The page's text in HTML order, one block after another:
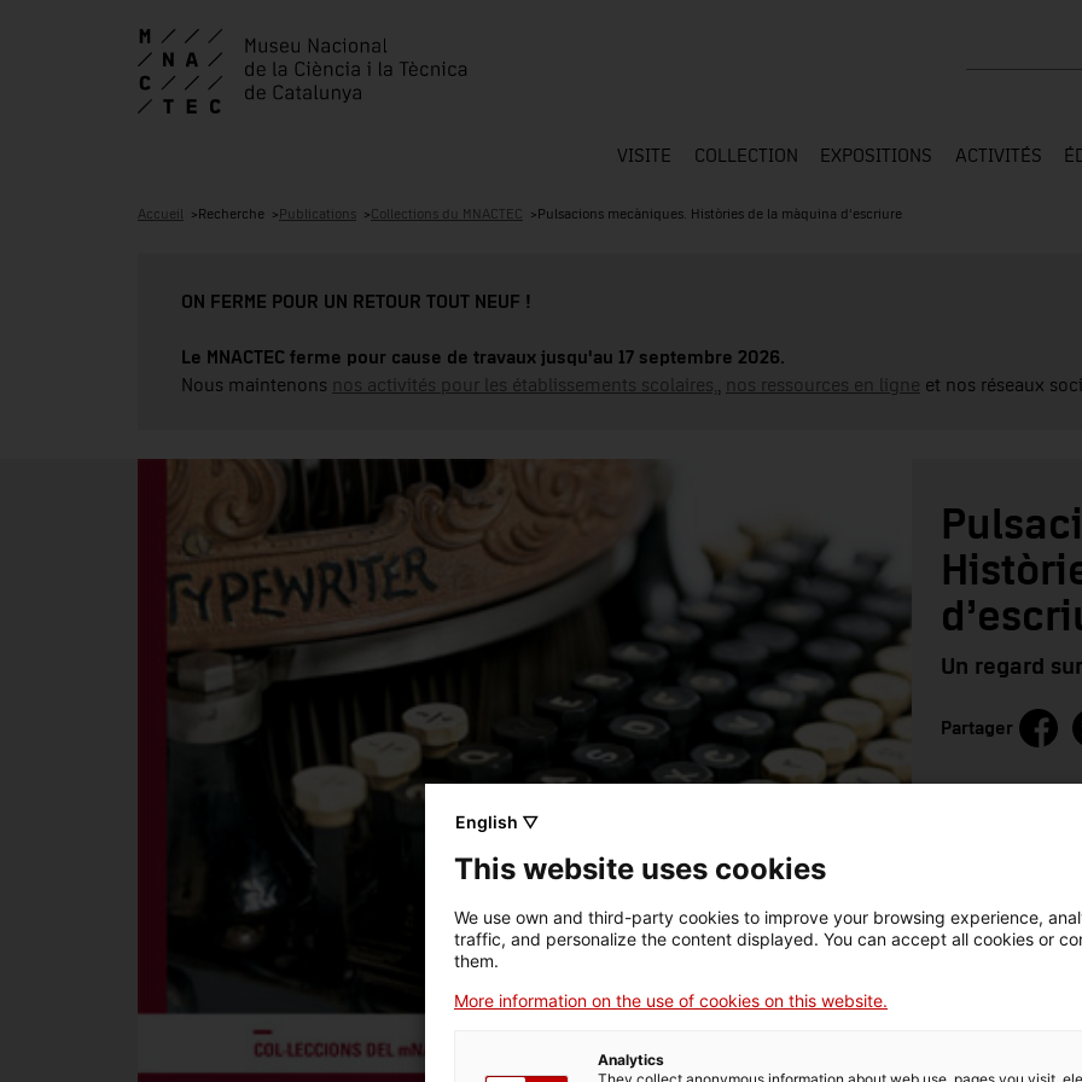
VISITE COLLECTION EXPOSITIONS ACTIVITÉS
Accueil Recherche Publications Collections du MNACTEC Pulsacions mecàniques. Històries de la màquina d’escriure
ON FERME POUR UN RETOUR TOUT NEUF !
Le MNACTEC ferme pour cause de travaux jusqu'au 17 septembre 2026.
Nous maintenons nos activités pour les établissements scolaires, nos ressources en ligne et nos réseaux
Un regard
Partager
English ▽
This website uses cookies
We use own and third-party cookies to improve your browsing experience,
traffic, and personalize the content displayed. You can accept all cookies or
them.
More information on the use of cookies on this website.
Analytics
They collect anonymous information about web use, pages you visit,